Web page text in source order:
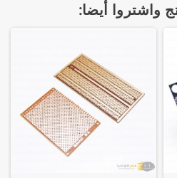
واشتروا أيضا: